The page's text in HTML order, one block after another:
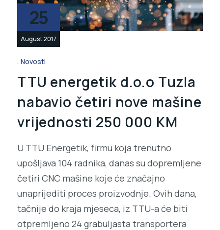
25
August 2017
Novosti
TTU energetik d.o.o Tuzla
nabavio četiri nove mašine
vrijednosti 250 000 KM
U TTU Energetik, firmu koja trenutno
upošljava 104 radnika, danas su dopremljene
četiri CNC mašine koje će značajno
unaprijediti proces proizvodnje. Ovih dana,
tačnije do kraja mjeseca, iz TTU-a će biti
otpremljeno 24 grabuljasta transportera